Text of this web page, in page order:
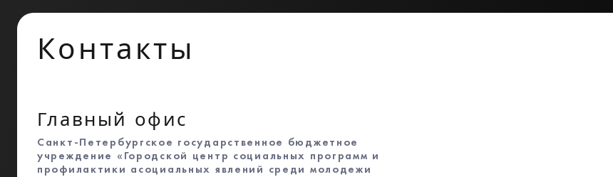
Контакты
Главный офис
Санкт-Петербургское государственное бюджетное
учреждение «Городской центр социальных программ и
профилактики асоциальных явлений среди молодежи